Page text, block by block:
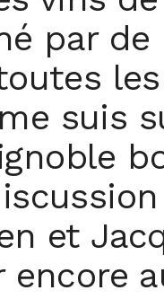
par
toutes
suis
et
encore